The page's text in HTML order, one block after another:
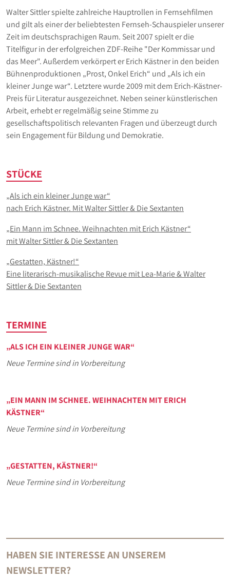
Walter Sittler spielte zahlreiche Hauptrollen in Fernsehfilmen
und gilt als einer der beliebtesten Fernseh-Schauspieler unserer
Zeit im deutschsprachigen Raum. Seit 2007 spielt er die
Titelfigur in der erfolgreichen ZDF-Reihe "Der Kommissar und
das Meer". Außerdem verkörpert er Erich Kästner in den beiden
Bühnenproduktionen „Prost, Onkel Erich“ und „Als ich ein
kleiner Junge war“. Letztere wurde 2009 mit dem Erich-Kästner-
Preis für Literatur ausgezeichnet. Neben seiner künstlerischen
Arbeit, erhebt er regelmäßig seine Stimme zu
gesellschaftspolitisch relevanten Fragen und überzeugt durch
sein Engagement für Bildung und Demokratie.
STÜCKE
„Als ich ein kleiner Junge war“
nach Erich Kästner. Mit Walter Sittler & Die Sextanten
„Ein Mann im Schnee. Weihnachten mit Erich Kästner“
mit Walter Sittler & Die Sextanten
„Gestatten, Kästner!“
Eine literarisch-musikalische Revue mit Lea-Marie & Walter
Sittler & Die Sextanten
TERMINE
„ALS ICH EIN KLEINER JUNGE WAR“
Neue Termine sind in Vorbereitung
„EIN MANN IM SCHNEE. WEIHNACHTEN MIT ERICH
KÄSTNER“
Neue Termine sind in Vorbereitung
„GESTATTEN, KÄSTNER!“
Neue Termine sind in Vorbereitung
HABEN SIE INTERESSE AN UNSEREM
NEWSLETTER?